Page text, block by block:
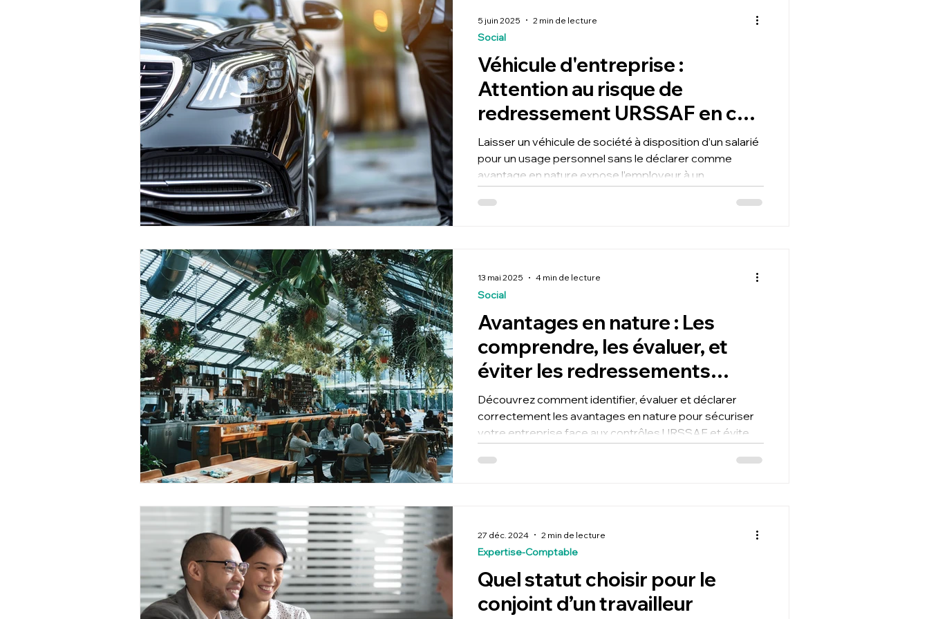
Véhicule d'entreprise :
Attention au risque de
redressement URSSAF en cas
d’usage personnel
Laisser un véhicule de société à disposition d’un salarié
pour un usage personnel sans le déclarer comme
avantage en nature expose l’employeur à un
sécuriser votre pratique.
Social
5 juin 2025 2 min de lecture
Avantages en nature : Les
comprendre, les évaluer, et
éviter les redressements
URSSAF
Découvrez comment identifier, évaluer et déclarer
correctement les avantages en nature pour sécuriser
votre entreprise face aux contrôles URSSAF et éviter
Social
13 mai 2025 4 min de lecture
Quel statut choisir pour le
conjoint d’un travailleur
Expertise-Comptable
27 déc. 2024 2 min de lecture